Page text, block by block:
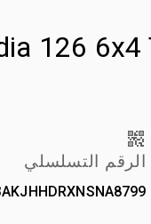
126
الرقم التسلسلي